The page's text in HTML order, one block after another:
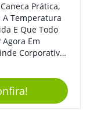
Prática,
Temperatura
E Que Todo
Em
Corporativo
Muito Estilo E
Mais
E Feiras